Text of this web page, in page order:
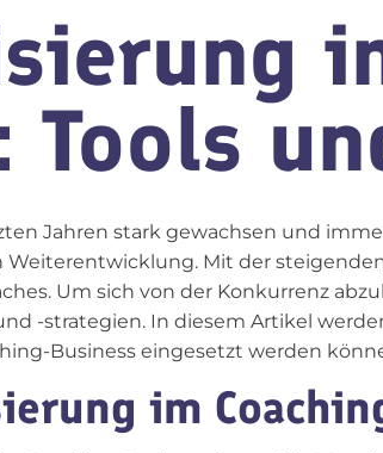
Tools
Jahren stark gewachsen und
Mit der
Um sich von der Konkurrenz
-strategien. In diesem Artikel
Business eingesetzt werden
im